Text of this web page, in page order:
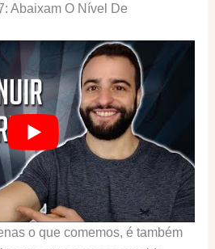
Abaixam O Nível De
o que comemos, é também